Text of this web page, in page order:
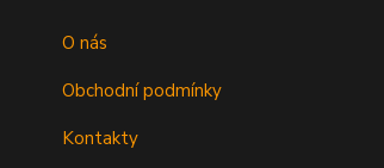
O nás
Obchodní podmínky
Kontakty